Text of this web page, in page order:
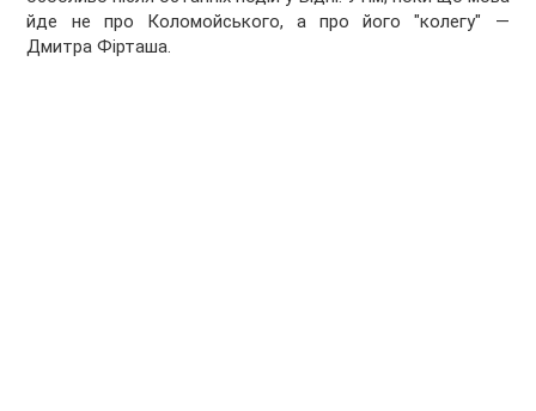
йде не про Коломойського, а про його "колегу" —
Дмитра Фірташа.